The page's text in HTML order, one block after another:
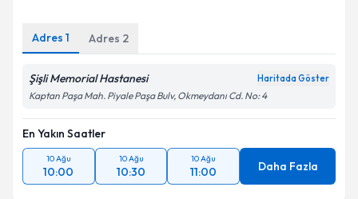
Metni'ni okudum ve kişisel verilerimin belirtilen
kapsamda işlenmesini kabul ediyorum.
Takvim Talebini Gönder
Adres 1 Adres 2
Şişli Memorial Hastanesi Haritada Göster
Kaptan Paşa Mah. Piyale Paşa Bulv, Okmeydanı Cd. No: 4
En Yakın Saatler
10 Ağu
10:00
10 Ağu
10:30
10 Ağu
11:00 Daha Fazla